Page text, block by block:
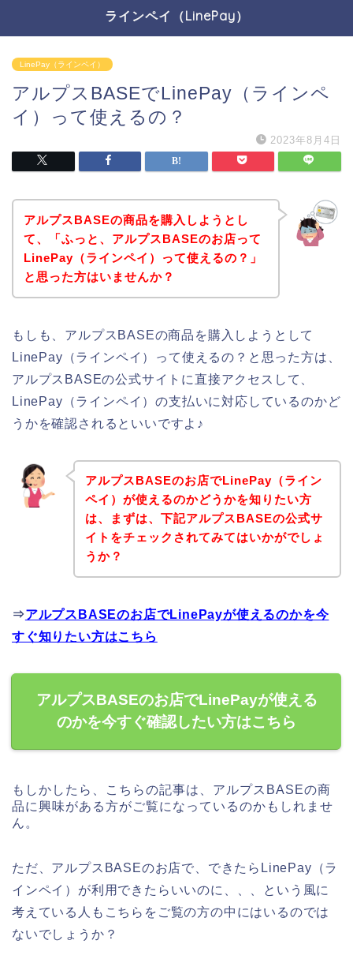
ラインペイ（LinePay）
LinePay（ラインペイ）
アルプスBASEでLinePay（ラインペ
イ）って使えるの？
2023年8月4日
アルプスBASEの商品を購入しようとし
て、「ふっと、アルプスBASEのお店って
LinePay（ラインペイ）って使えるの？」
と思った方はいませんか？
もしも、アルプスBASEの商品を購入しようとして
LinePay（ラインペイ）って使えるの？と思った方は、
アルプスBASEの公式サイトに直接アクセスして、
LinePay（ラインペイ）の支払いに対応しているのかど
うかを確認されるといいですよ♪
アルプスBASEのお店でLinePay（ライン
ペイ）が使えるのかどうかを知りたい方
は、まずは、下記アルプスBASEの公式サ
イトをチェックされてみてはいかがでしょ
うか？
⇒アルプスBASEのお店でLinePayが使えるのかを今
すぐ知りたい方はこちら
アルプスBASEのお店でLinePayが使える
のかを今すぐ確認したい方はこちら
もしかしたら、こちらの記事は、アルプスBASEの商
品に興味がある方がご覧になっているのかもしれませ
ん。
ただ、アルプスBASEのお店で、できたらLinePay（ラ
インペイ）が利用できたらいいのに、、、という風に
考えている人もこちらをご覧の方の中にはいるのでは
ないでしょうか？